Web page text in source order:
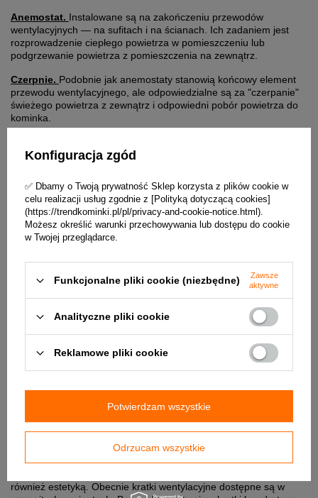
Anemostat. Instalowane są na zakończeniu przewodów
wentylacyjnych — na sufitach i na ścianach. Ich zadaniem jest
rozprowadzenie ciepłego powietrza w pomieszczeniu lub
podgrzewanie powietrza z pomieszczenia na zewnątrz.
Czerpnie. Podobnie jak anemostaty stanowią końcowy element
przewodu wentylacyjnego, ale odpowiedzialne są za "czerpanie"
świeżego powietrza z zewnątrz i odpowiedni pobór powietrza do
kominka.
Z jakich materiałów powinna być wykonana kratka
wentylacyjna?
powodu powinny być wykonane z odpornego i wytrzymałego
materiału. W sprzedaży dostępne są kratki wentylacyjne ze stali
nierdzewnej, a także kratki żeliwne i ocynkowane.
również estetyką. Obecnie kratki wentylacyjne dostępne są w
Konfiguracja zgód
✅ Dbamy o Twoją prywatność Sklep korzysta z plików cookie w
celu realizacji usług zgodnie z [Polityką dotyczącą cookies]
(https://trendkominki.pl/pl/privacy-and-cookie-notice.html).
Możesz określić warunki przechowywania lub dostępu do cookie
w Twojej przeglądarce.
Funkcjonalne pliki cookie (niezbędne)
Zawsze
aktywne
Analityczne pliki cookie
Reklamowe pliki cookie
Odrzucam wszystkie
Potwierdzam wszystkie